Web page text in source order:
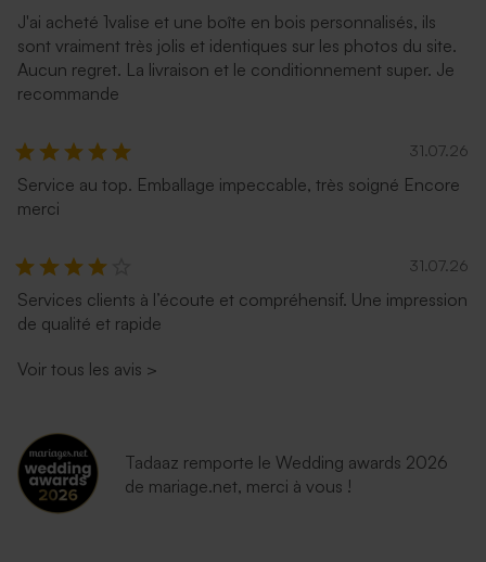
Enveloppe communion
moutarde
Enveloppe communion
lavande
Enveloppe communion rose
nude
J'ai acheté 1valise et une boîte en bois personnalisés, ils
sont vraiment très jolis et identiques sur les photos du site.
Aucun regret. La livraison et le conditionnement super. Je
recommande
31.07.26
Service au top. Emballage impeccable, très soigné Encore
merci
31.07.26
Services clients à l’écoute et compréhensif. Une impression
de qualité et rapide
Voir tous les avis >
Tadaaz remporte le Wedding awards 2026
de mariage.net, merci à vous !